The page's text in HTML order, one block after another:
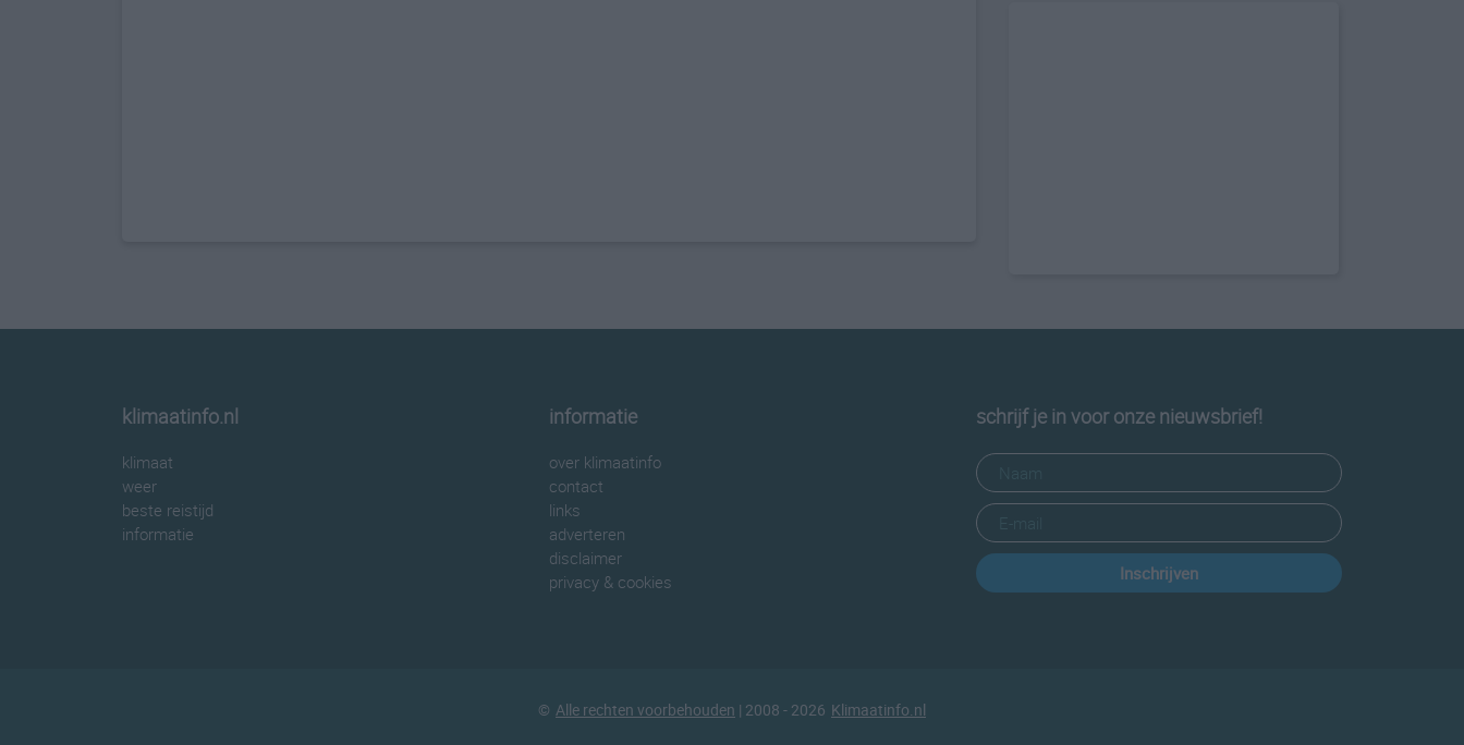
klimaatinfo.nl
klimaat
weer
beste reistijd
informatie
informatie
over klimaatinfo
contact
links
adverteren
disclaimer
privacy & cookies
schrijf je in voor onze nieuwsbrief!
Inschrijven
© Alle rechten voorbehouden | 2008 - 2026 Klimaatinfo.nl